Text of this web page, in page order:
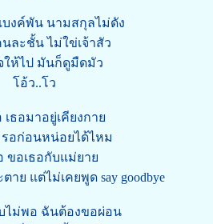
บงค์พัน นามสกุลไม่ดัง
ละชั้น ไม่ใข่เจ้าสัว
ให้ไป มันก็ดูมืดมัว
โอ้ว..โว
ธอมาอยู่เคียงกาย
รอก่อนหน่อยได้ไหม
ขอเธอกับแม่ยาย
ย แต่ไม่เคยพูด say goodbye
ไม่พอ ฉันต้องขอผ่อน